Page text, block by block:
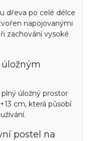
dřeva po celé délce
napojovanými
zachování vysoké
úložný prostor
cm, která působí
postel na